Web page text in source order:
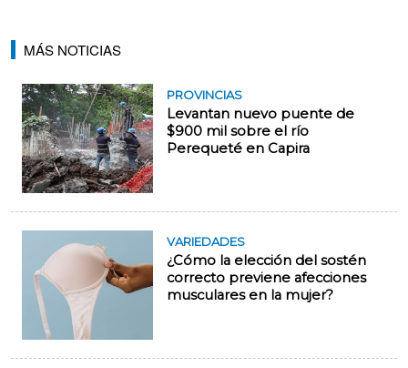
MÁS NOTICIAS
PROVINCIAS
Levantan nuevo puente de
$900 mil sobre el río
Perequeté en Capira
VARIEDADES
¿Cómo la elección del sostén
correcto previene afecciones
musculares en la mujer?